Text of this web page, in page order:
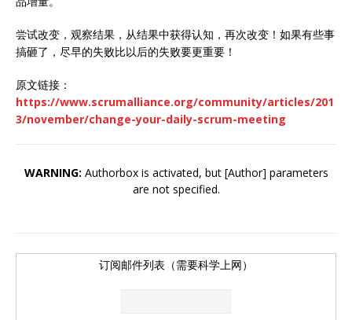
尝试改变，观察结果，从结果中获得认知，再次改变！如果有些事
搞砸了，尽早的失败比以后的失败要更重要！
原文链接：
https://www.scrumalliance.org/community/articles/201
3/november/change-your-daily-scrum-meeting
WARNING: Authorbox is activated, but [Author] parameters
are not specified.
订阅邮件列表（需要科学上网）